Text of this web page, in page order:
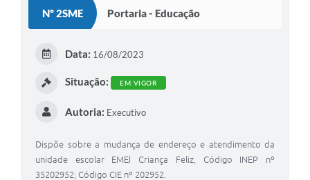
Nº 2SME Portaria - Educação
Data: 16/08/2023
Situação: EM VIGOR
Autoria: Executivo
Dispõe sobre a mudança de endereço e atendimento da
unidade escolar EMEI Criança Feliz, Código INEP nº
35202952; Código CIE nº 202952.